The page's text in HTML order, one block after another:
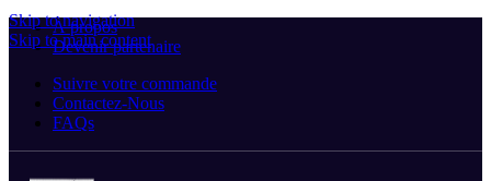
Skip to navigation
Skip to main content
À propos
Devenir partenaire
Suivre votre commande
Contactez-Nous
FAQs